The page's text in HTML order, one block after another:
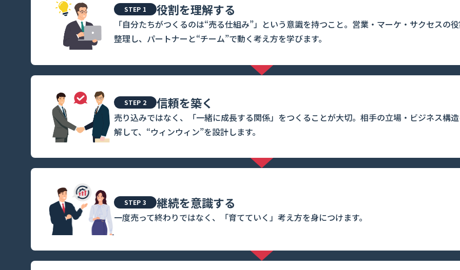
STEP 1 役割を理解する
「自分たちがつくるのは“売る仕組み”」という意識を持つこと。営業・マーケ・サクセスの
整理し、パートナーと“チーム”で動く考え方を学びます。
STEP 2 信頼を築く
売り込みではなく、「一緒に成長する関係」をつくることが大切。相手の立場・ビジネス構
解して、“ウィンウィン”を設計します。
STEP 3 継続を意識する
一度売って終わりではなく、「育てていく」考え方を身につけます。